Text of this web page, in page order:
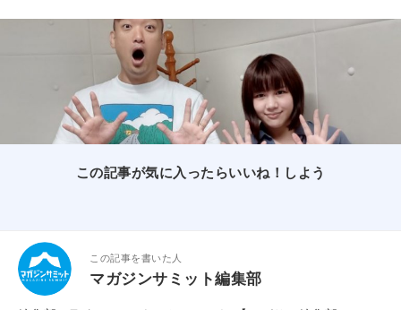
この記事が気に入ったらいいね！しよう
この記事を書いた人
マガジンサミット編集部